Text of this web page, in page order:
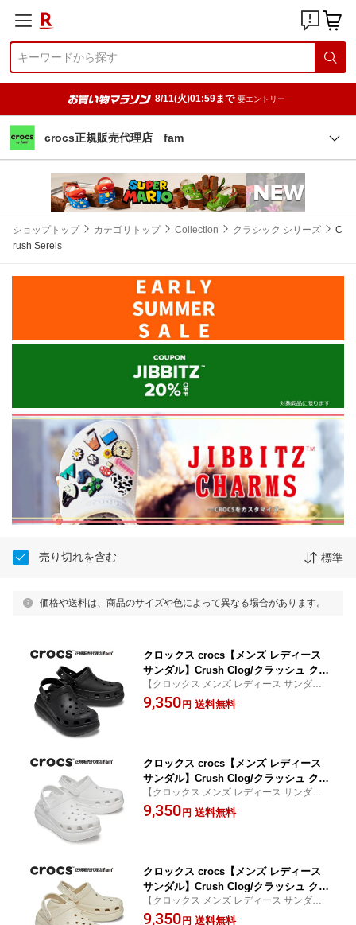
8/11(火)01:59まで 要エントリー
crocs正規販売代理店 fam
ショップトップ カテゴリトップ Collection クラシック シリーズ
C
rush Sereis
売り切れを含む 標準
価格や送料は、商品のサイズや色によって異なる場合があります。
クロックス crocs【メンズ レディース
サンダル】Crush Clog/クラッシュ クロ
ッグ/ブラック｜
【クロックス メンズ レディース サンダル
厚底】
9,350円 送料無料
クロックス crocs【メンズ レディース
サンダル】Crush Clog/クラッシュ クロ
ッグ/ホワイト｜
【クロックス メンズ レディース サンダル
厚底】
9,350円 送料無料
クロックス crocs【メンズ レディース
サンダル】Crush Clog/クラッシュ クロ
ッグ/ボーン｜
【クロックス メンズ レディース サンダル
厚底】
9,350円 送料無料